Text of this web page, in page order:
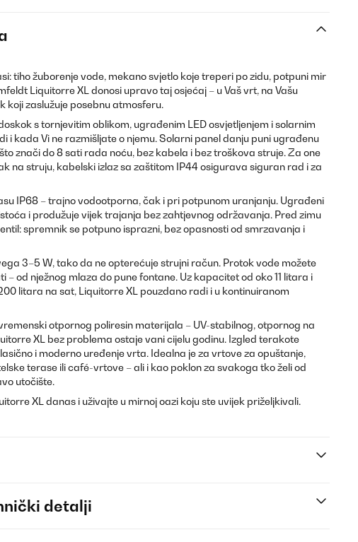
tiho žuborenje vode, mekano svjetlo koje treperi po zidu, potpuni mir
Liquitorre XL donosi upravo taj osjećaj – u Vaš vrt, na Vašu
koji zaslužuje posebnu atmosferu.
s tornjevitim oblikom, ugrađenim LED osvjetljenjem i solarnim
i kada Vi ne razmišljate o njemu. Solarni panel danju puni ugrađenu
znači do 8 sati rada noću, bez kabela i bez troškova struje. Za one
na struju, kabelski izlaz sa zaštitom IP44 osigurava siguran rad i za
IP68 – trajno vodootporna, čak i pri potpunom uranjanju. Ugrađeni
i produžuje vijek trajanja bez zahtjevnog održavanja. Pred zimu
spremnik se potpuno isprazni, bez opasnosti od smrzavanja i
3–5 W, tako da ne opterećuje strujni račun. Protok vode možete
– od nježnog mlaza do pune fontane. Uz kapacitet od oko 11 litara i
litara na sat, Liquitorre XL pouzdano radi i u kontinuiranom
otpornog poliresin materijala – UV-stabilnog, otpornog na
XL bez problema ostaje vani cijelu godinu. Izgled terakote
i moderno uređenje vrta. Idealna je za vrtove za opuštanje,
terase ili café-vrtove – ali i kao poklon za svakoga tko želi od
utočište.
XL danas i uživajte u mirnoj oazi koju ste uvijek priželjkivali.
detalji